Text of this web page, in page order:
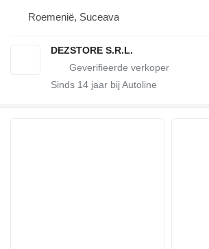
Roemenië, Suceava
DEZSTORE S.R.L.
Sinds 14 jaar bij Autoline